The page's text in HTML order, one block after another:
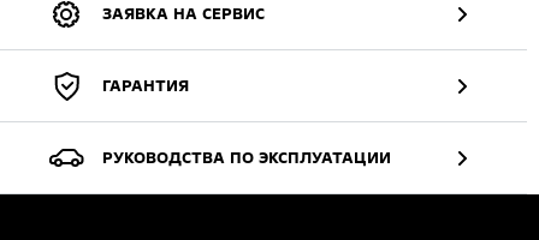
ЗАЯВКА НА СЕРВИС
ГАРАНТИЯ
РУКОВОДСТВА ПО ЭКСПЛУАТАЦИИ